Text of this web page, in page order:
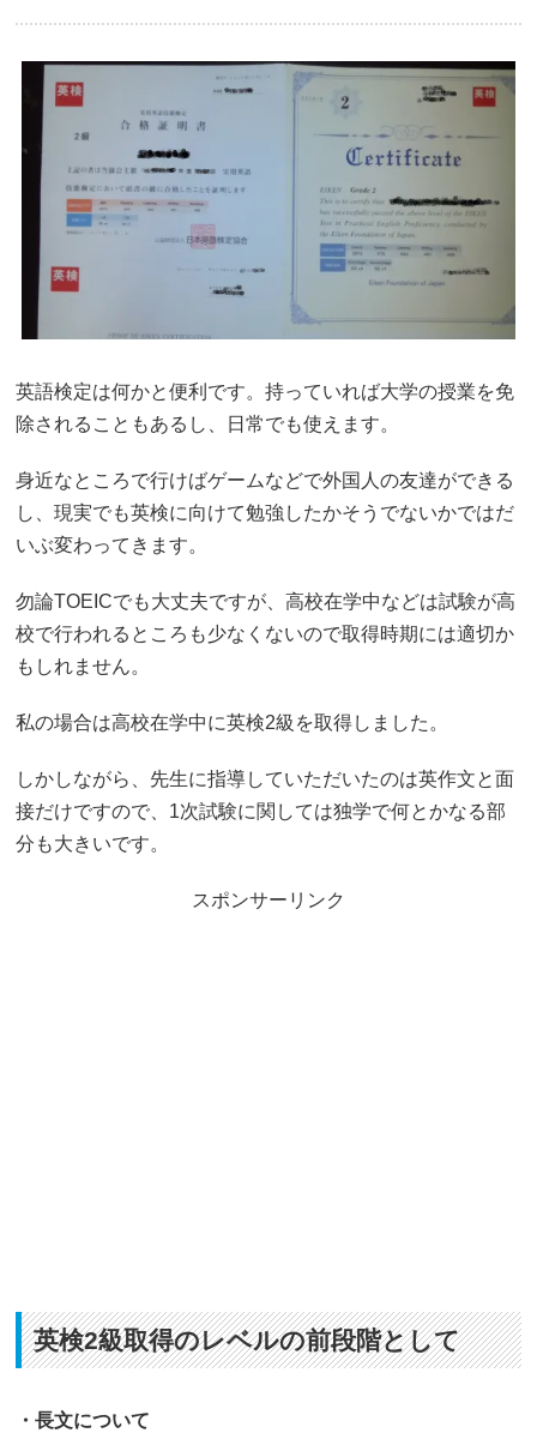
英語検定は何かと便利です。持っていれば大学の授業を免
除されることもあるし、日常でも使えます。
身近なところで行けばゲームなどで外国人の友達ができる
し、現実でも英検に向けて勉強したかそうでないかではだ
いぶ変わってきます。
勿論TOEICでも大丈夫ですが、高校在学中などは試験が高
校で行われるところも少なくないので取得時期には適切か
もしれません。
私の場合は高校在学中に英検2級を取得しました。
しかしながら、先生に指導していただいたのは英作文と面
接だけですので、1次試験に関しては独学で何とかなる部
分も大きいです。
スポンサーリンク
英検2級取得のレベルの前段階として
・長文について